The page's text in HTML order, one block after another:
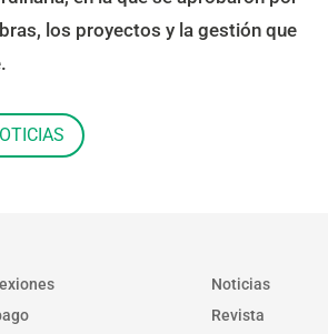
los proyectos y la gestión que
Noticias
Revista